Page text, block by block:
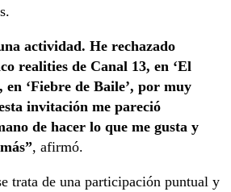
actividad. He rechazado
realities de Canal 13, en ‘El
en ‘Fiebre de Baile’, por muy
invitación me pareció
de hacer lo que me gusta y
, afirmó.
trata de una participación puntual y